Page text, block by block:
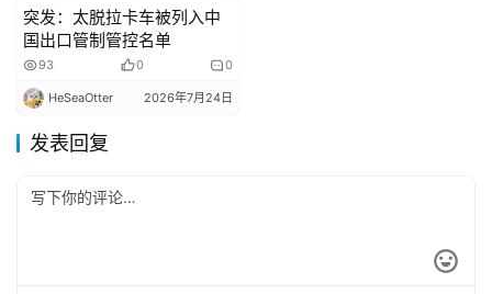
突发：太脱拉卡车被列入中
国出口管制管控名单
93 0 0
HeSeaOtter 2026年7月24日
发表回复